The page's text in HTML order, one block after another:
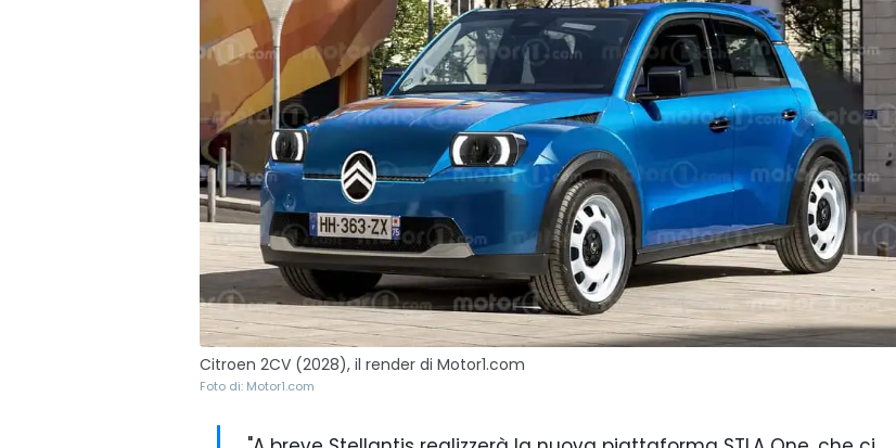
Citroen 2CV (2028), il render di Motor1.com
Foto di: Motor1.com